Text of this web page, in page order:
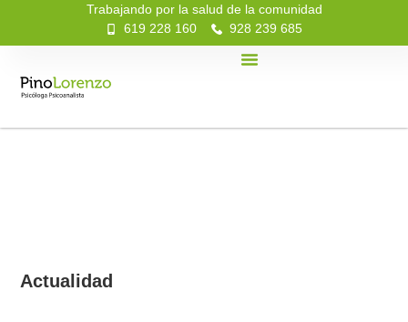
Trabajando por la salud de la comunidad
619 228 160
928 239 685
Actualidad